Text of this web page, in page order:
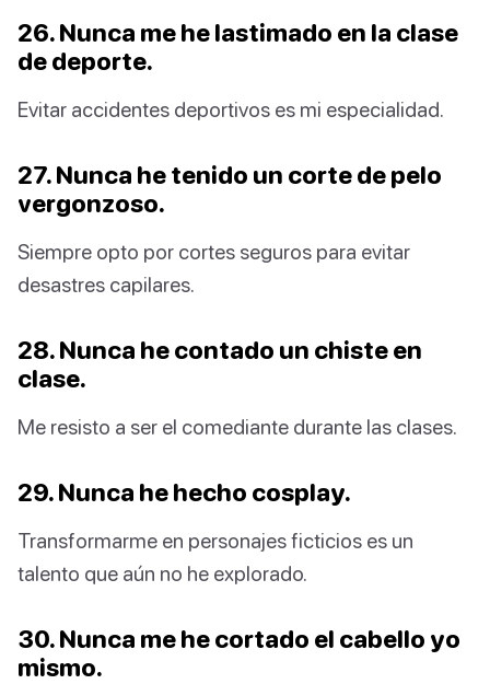
26. Nunca me he lastimado en la clase
de deporte.
Evitar accidentes deportivos es mi especialidad.
27. Nunca he tenido un corte de pelo
vergonzoso.
Siempre opto por cortes seguros para evitar
desastres capilares.
28. Nunca he contado un chiste en
clase.
Me resisto a ser el comediante durante las clases.
29. Nunca he hecho cosplay.
Transformarme en personajes ficticios es un
talento que aún no he explorado.
30. Nunca me he cortado el cabello yo
mismo.